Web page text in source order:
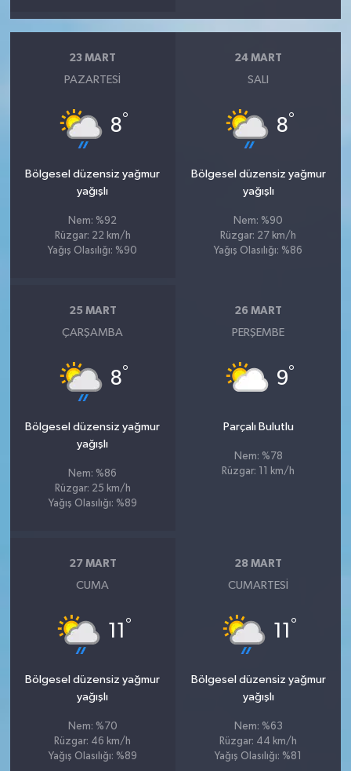
23 MART
PAZARTESI
8°
Bölgesel düzensiz yağmur
yağışlı
Nem: %92
Rüzgar: 22 km/h
Yağış Olasılığı: %90
24 MART
SALI
8°
Bölgesel düzensiz yağmur
yağışlı
Nem: %90
Rüzgar: 27 km/h
Yağış Olasılığı: %86
25 MART
ÇARŞAMBA
8°
Bölgesel düzensiz yağmur
yağışlı
Nem: %86
Rüzgar: 25 km/h
Yağış Olasılığı: %89
26 MART
PERŞEMBE
9°
Parçalı Bulutlu
Nem: %78
Rüzgar: 11 km/h
27 MART
CUMA
11 °
Bölgesel düzensiz yağmur
yağışlı
Nem: %70
Rüzgar: 46 km/h
Yağış Olasılığı: %89
28 MART
CUMARTESI
11 °
Bölgesel düzensiz yağmur
yağışlı
Nem: %63
Rüzgar: 44 km/h
Yağış Olasılığı: %81